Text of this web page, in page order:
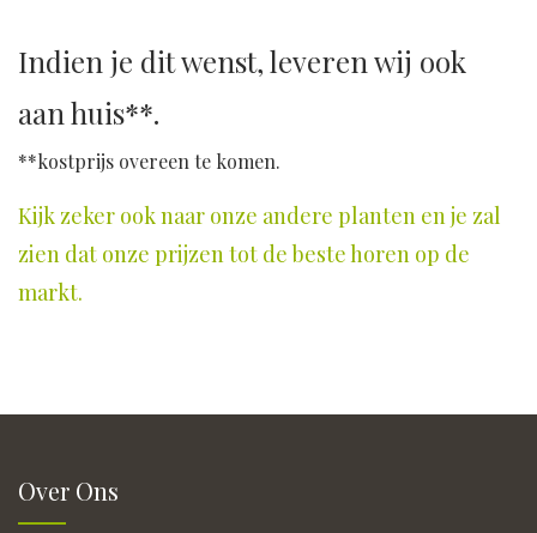
Indien je dit wenst, leveren wij ook
aan huis**.
**kostprijs overeen te komen.
Kijk zeker ook naar onze andere planten en je zal
zien dat onze prijzen tot de beste horen op de
markt.
Over Ons